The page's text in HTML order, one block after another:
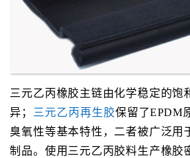
三元乙丙橡胶主链由化学稳定的饱
异；
三元乙丙再生胶保留了EPDM
臭氧性等基本特性，二者被广泛用
制品。使用三元乙丙胶料生产橡胶